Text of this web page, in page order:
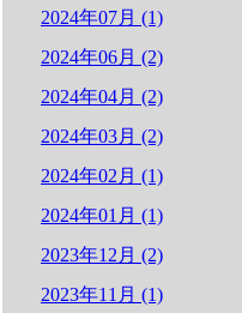
2024年07月 (1)
2024年06月 (2)
2024年04月 (2)
2024年03月 (2)
2024年02月 (1)
2024年01月 (1)
2023年12月 (2)
2023年11月 (1)